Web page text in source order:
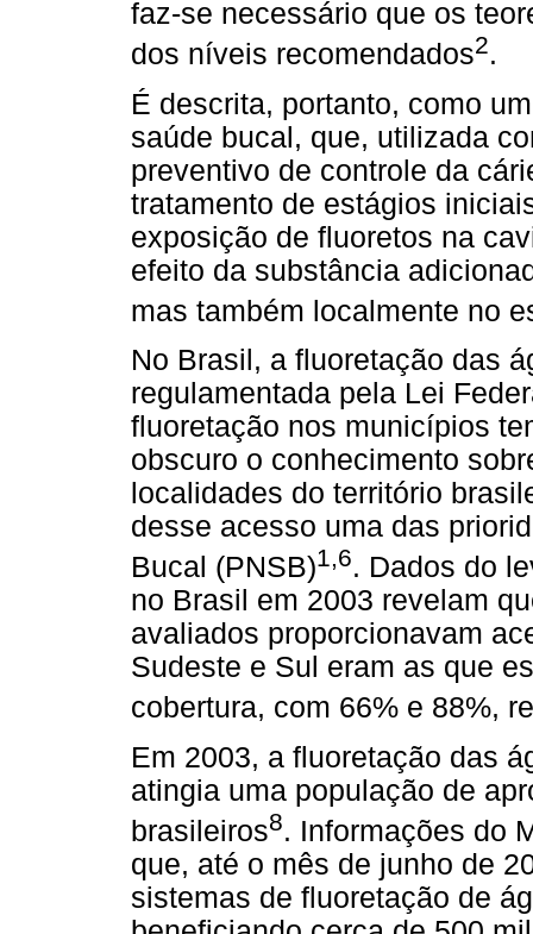
faz-se necessário que os
dos níveis recomendados2.
É descrita, portanto, como
saúde bucal, que, utilizada
preventivo de controle da
tratamento de estágios
exposição de fluoretos na
efeito da substância
mas também localmente no
No Brasil, a fluoretação das
regulamentada pela Lei
fluoretação nos municípios
obscuro o conhecimento
localidades do território
desse acesso uma das
Bucal (PNSB)1,6. Dados do
no Brasil em 2003 revelam
avaliados proporcionavam
Sudeste e Sul eram as que
cobertura, com 66% e 88%,
Em 2003, a fluoretação das
atingia uma população de
brasileiros8. Informações do
que, até o mês de junho de
sistemas de fluoretação de